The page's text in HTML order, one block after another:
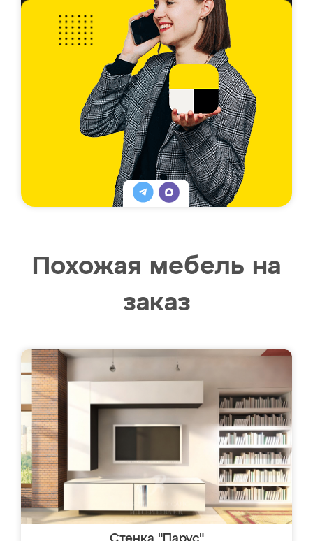
Похожая мебель на
заказ